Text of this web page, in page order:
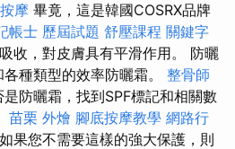
摩 畢竟，這是韓國COSRX品牌
帳士 歷屆試題 舒壓課程 關鍵字
收，對皮膚具有平滑作用。 防曬
種類型的效率防曬霜。 整骨師
防曬霜，找到SPF標記和相關數
苗栗 外燴 腳底按摩教學 網路行
果您不需要這樣的強大保護，則